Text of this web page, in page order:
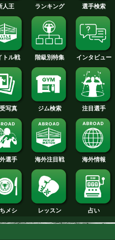
2015年
2014年
2013年
2012年
2011年
2010年